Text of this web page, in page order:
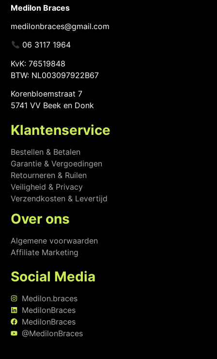
Medilon Braces
medilonbraces@gmail.com
06 3117 1964
KvK: 76519848
BTW: NL003097922B67
Korenbloemstraat 7
5741 VV Beek en Donk
Klantenservice
Bestellen & Betalen
Garantie & Vergoedingen
Retourneren & Ruilen
Veiligheid & Privacy
Verzendkosten & Levertijd
Over ons
Algemene voorwaarden
Affiliate Marketing
Social Media
Medilon.braces
MedilonBraces
MedilonBraces
@MedilonBraces